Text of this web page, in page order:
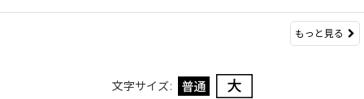
もっと見る
文字サイズ: